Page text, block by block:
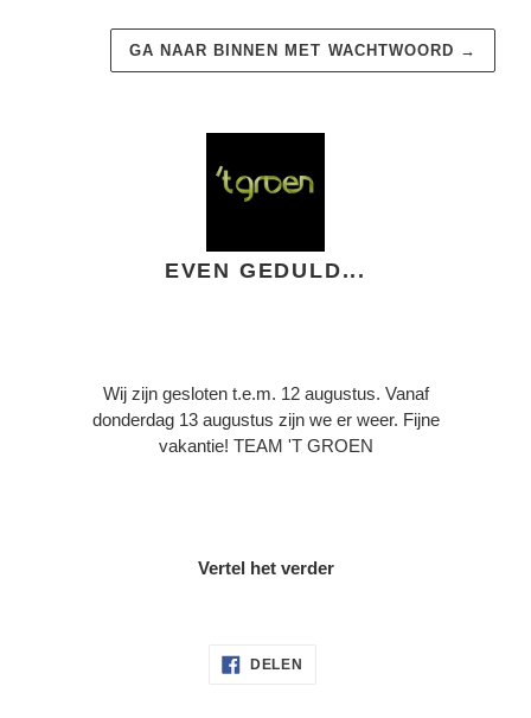
GA NAAR BINNEN MET WACHTWOORD →
EVEN GEDULD...
Wij zijn gesloten t.e.m. 12 augustus. Vanaf
donderdag 13 augustus zijn we er weer. Fijne
vakantie! TEAM 'T GROEN
Vertel het verder
DELEN